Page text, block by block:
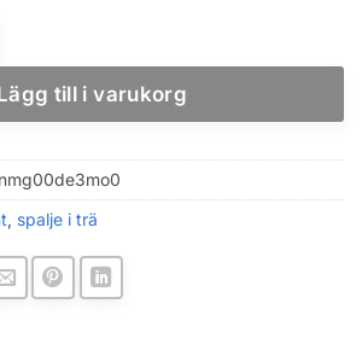
med konstgjord murgröna för
till i varukorg
spalje i trä